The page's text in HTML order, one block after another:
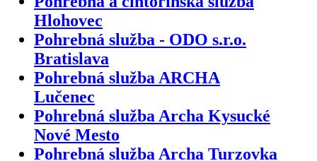
Hlohovec
Pohrebná služba - ODO s.r.o.
Bratislava
Pohrebná služba ARCHA
Lučenec
Pohrebná služba Archa Kysucké
Nové Mesto
Pohrebná služba Archa Turzovka